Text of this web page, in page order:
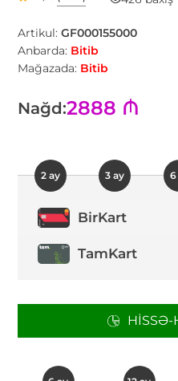
Artikul:GF000155000
Anbarda: Bitib
Mağazada: Bitib
Nağd:2888 ₼
2 ay 3 ay 6
BirKart
TamKart
HISSƏ-